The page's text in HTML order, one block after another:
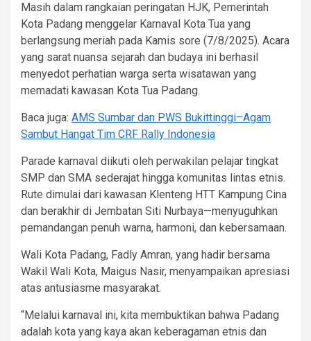
Masih dalam rangkaian peringatan HJK, Pemerintah
Kota Padang menggelar Karnaval Kota Tua yang
berlangsung meriah pada Kamis sore (7/8/2025). Acara
yang sarat nuansa sejarah dan budaya ini berhasil
menyedot perhatian warga serta wisatawan yang
memadati kawasan Kota Tua Padang.
Baca juga: AMS Sumbar dan PWS Bukittinggi–Agam
Sambut Hangat Tim CRF Rally Indonesia
Parade karnaval diikuti oleh perwakilan pelajar tingkat
SMP dan SMA sederajat hingga komunitas lintas etnis.
Rute dimulai dari kawasan Klenteng HTT Kampung Cina
dan berakhir di Jembatan Siti Nurbaya—menyuguhkan
pemandangan penuh warna, harmoni, dan kebersamaan.
Wali Kota Padang, Fadly Amran, yang hadir bersama
Wakil Wali Kota, Maigus Nasir, menyampaikan apresiasi
atas antusiasme masyarakat.
“Melalui karnaval ini, kita membuktikan bahwa Padang
adalah kota yang kaya akan keberagaman etnis dan